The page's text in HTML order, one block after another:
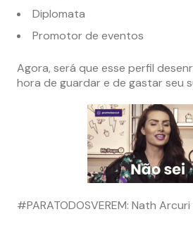
Diplomata
Promotor de eventos
Agora, será que esse perfil
hora de guardar e de gastar seu
#PARATODOSVEREM: Nath Arcuri